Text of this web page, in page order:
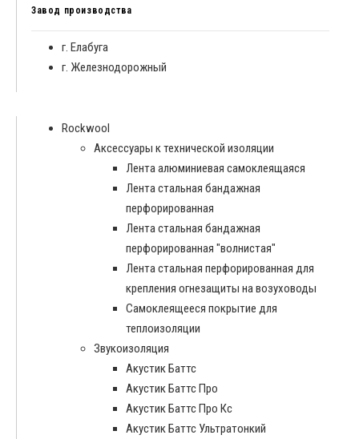
Завод производства
г. Елабуга
г. Железнодорожный
Rockwool
Аксессуары к технической изоляции
Лента алюминиевая самоклеящаяся
Лента стальная бандажная
перфорированная
Лента стальная бандажная
перфорированная "волнистая"
Лента стальная перфорированная для
крепления огнезащиты на возуховоды
Самоклеящееся покрытие для
теплоизоляции
Звукоизоляция
Акустик Баттс
Акустик Баттс Про
Акустик Баттс Про Кс
Акустик Баттс Ультратонкий